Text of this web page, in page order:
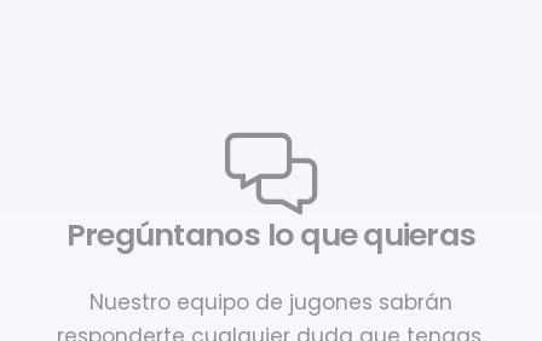
Pregúntanos lo que quieras
Nuestro equipo de jugones sabrán